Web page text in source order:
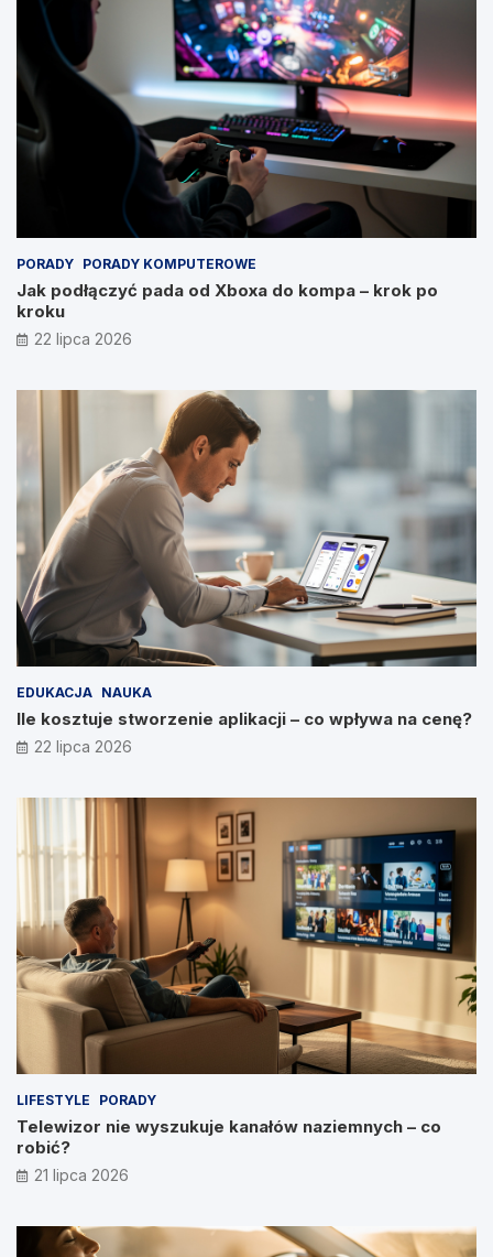
PORADY PORADY KOMPUTEROWE
Jak podłączyć pada od Xboxa do kompa – krok po
kroku
22 lipca 2026
EDUKACJA NAUKA
Ile kosztuje stworzenie aplikacji – co wpływa na cenę?
22 lipca 2026
LIFESTYLE PORADY
Telewizor nie wyszukuje kanałów naziemnych – co
robić?
21 lipca 2026